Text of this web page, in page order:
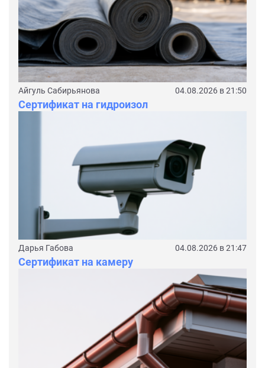
Айгуль Сабирьянова 04.08.2026 в 21:50
Сертификат на гидроизол
Дарья Габова 04.08.2026 в 21:47
Сертификат на камеру